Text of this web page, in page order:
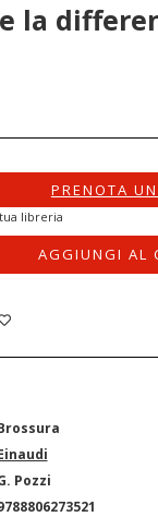
la
PRENOTA
libreria
AGGIUNGI AL
Pozzi